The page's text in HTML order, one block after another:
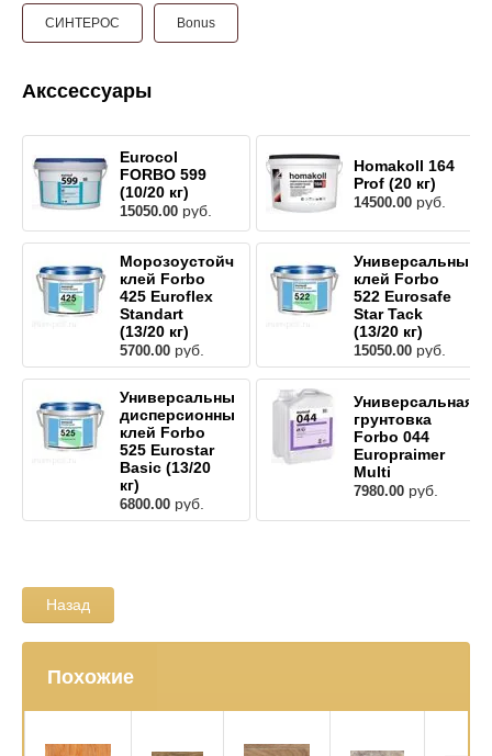
СИНТЕРОС Bonus
Акссессуары
Eurocol
FORBO 599
(10/20 кг)
15050.00 руб.
Homakoll 164
Prof (20 кг)
14500.00 руб.
Морозоустойчивый
клей Forbo
425 Euroflex
Standart
(13/20 кг)
5700.00 руб.
Универсальный
клей Forbo
522 Eurosafe
Star Tack
(13/20 кг)
15050.00 руб.
Универсальный
дисперсионный
клей Forbo
525 Eurostar
Basic (13/20
кг)
6800.00 руб.
Универсальная
грунтовка
Forbo 044
Europraimer
Multi
7980.00 руб.
Назад
Похожие